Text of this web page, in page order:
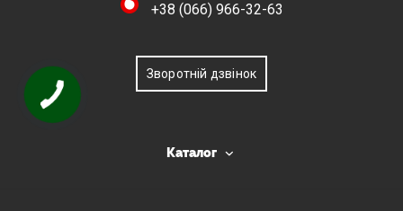
+38 (066) 966-32-63
Зворотній дзвінок
Каталог